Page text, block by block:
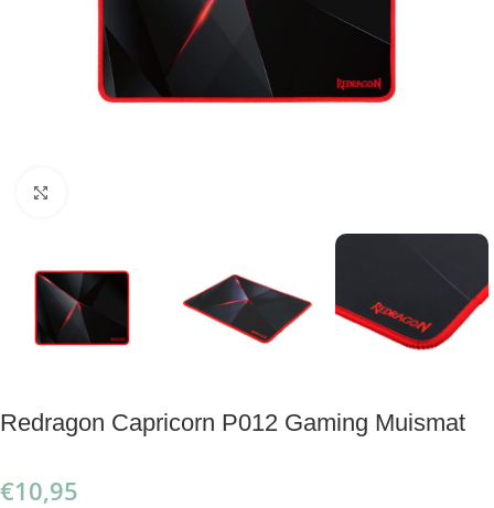
Redragon Capricorn P012 Gaming Muismat
€10,95